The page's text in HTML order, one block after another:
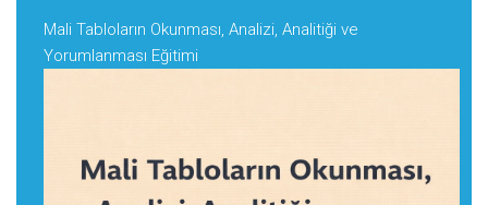
Mali Tabloların Okunması, Analizi, Analitiği ve
Yorumlanması Eğitimi